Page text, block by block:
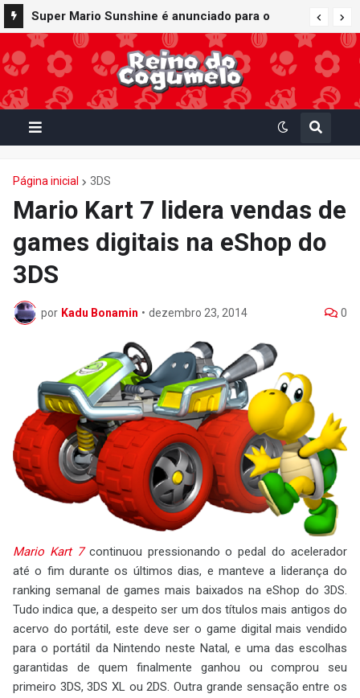
Super Mario Sunshine é anunciado para o
Nintendo GameCube - Nintendo Classics do
Nintendo Switch Online
Página inicial 3DS
Mario Kart 7 lidera vendas de
games digitais na eShop do
3DS
por Kadu Bonamin • dezembro 23, 2014 0
Mario Kart 7continuou pressionando o pedal do acelerador
até o fim durante os últimos dias, e manteve a liderança do
ranking semanal de games mais baixados na eShop do 3DS.
Tudo indica que, a despeito ser um dos títulos mais antigos do
acervo do portátil, este deve ser o game digital mais vendido
para o portátil da Nintendo neste Natal, e uma das escolhas
garantidas de quem finalmente ganhou ou comprou seu
primeiro 3DS, 3DS XL ou 2DS. Outra grande sensação entre os